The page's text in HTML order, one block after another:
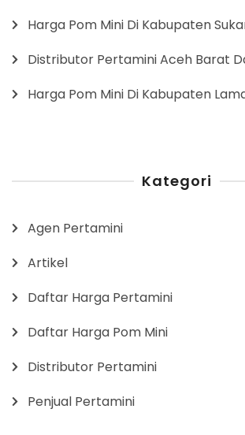
Harga Pom Mini Di Kabupaten
Distributor Pertamini Aceh Barat
Harga Pom Mini Di Kabupaten
Kategori
Agen Pertamini
Artikel
Daftar Harga Pertamini
Daftar Harga Pom Mini
Distributor Pertamini
Penjual Pertamini